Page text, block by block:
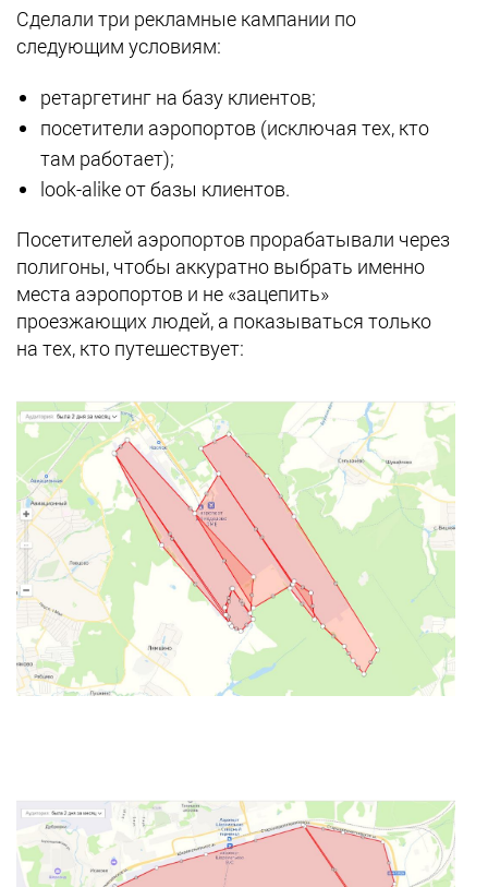
Сделали три рекламные кампании по
следующим условиям:
ретаргетинг на базу клиентов;
посетители аэропортов (исключая тех, кто
там работает);
look-alike от базы клиентов.
Посетителей аэропортов прорабатывали через
полигоны, чтобы аккуратно выбрать именно
места аэропортов и не «зацепить»
проезжающих людей, а показываться только
на тех, кто путешествует: